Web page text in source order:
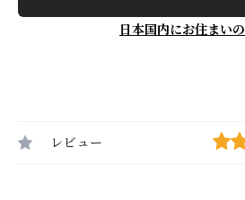
日本国内にお住まい
レビュー